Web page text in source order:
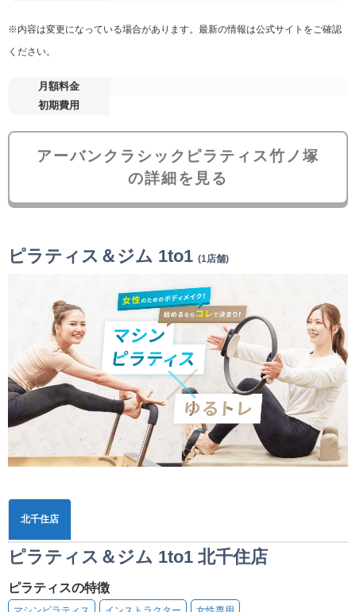
※内容は変更になっている場合があります。最新の情報は公式サイトをご確認
ください。
月額料金
初期費用
アーバンクラシックピラティス竹ノ塚
の詳細を見る
ピラティス＆ジム 1to1 (1店舗)
北千住店
ピラティス＆ジム 1to1 北千住店
ピラティスの特徴